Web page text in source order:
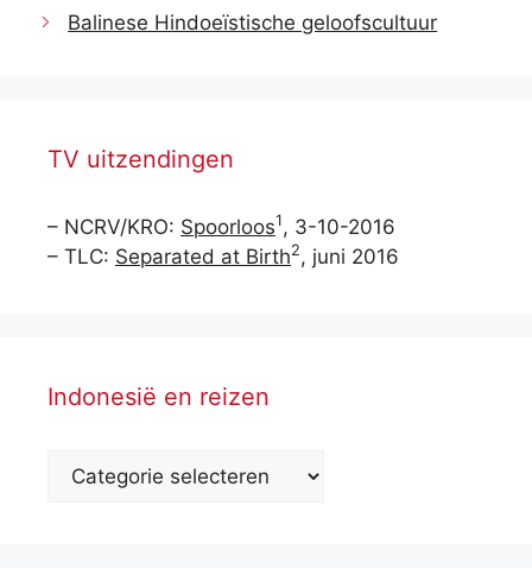
Balinese Hindoeïstische geloofscultuur
TV uitzendingen
– NCRV/KRO: Spoorloos1, 3-10-2016
– TLC: Separated at Birth2, juni 2016
Indonesië en reizen